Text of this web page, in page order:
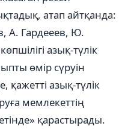
атап айтқанда:
А. Гардееев, Ю.
азық-түлік
өмір сүруін
қажетті азық-түлік
мемлекеттің
қарастырады.